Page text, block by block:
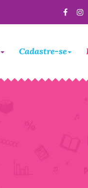
Cadastre-se